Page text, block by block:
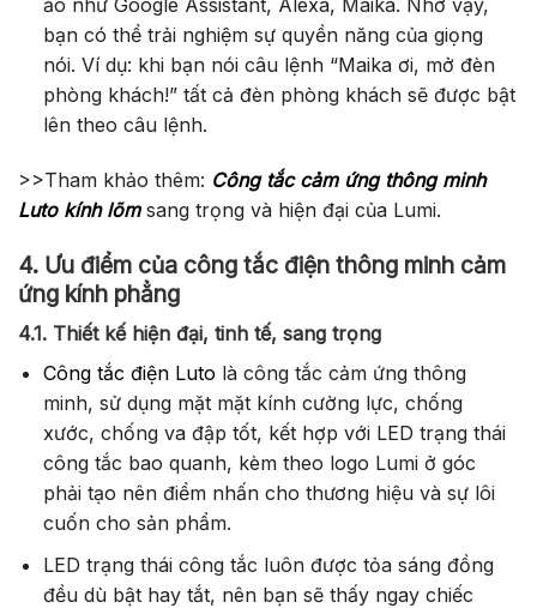
bạn có thể trải nghiệm sự quyền năng của giọng
nói. Ví dụ: khi bạn nói câu lệnh “Maika ơi, mở đèn
phòng khách!” tất cả đèn phòng khách sẽ được bật
lên theo câu lệnh.
>>Tham khảo thêm: Công tắc cảm ứng thông minh
Luto kính lõm sang trọng và hiện đại của Lumi.
4. Ưu điểm của công tắc điện thông minh cảm
ứng kính phẳng
4.1. Thiết kế hiện đại, tinh tế, sang trọng
Công tắc điện Luto là công tắc cảm ứng thông
minh, sử dụng mặt mặt kính cường lực, chống
xước, chống va đập tốt, kết hợp với LED trạng thái
công tắc bao quanh, kèm theo logo Lumi ở góc
phải tạo nên điểm nhấn cho thương hiệu và sự lôi
cuốn cho sản phẩm.
LED trạng thái công tắc luôn được tỏa sáng đồng
đều dù bật hay tắt, nên bạn sẽ thấy ngay chiếc